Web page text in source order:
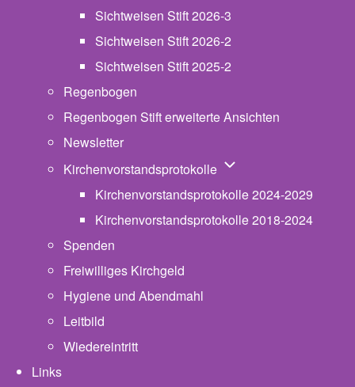
Sichtweisen Stift 2026-3
Sichtweisen Stift 2026-2
Sichtweisen Stift 2025-2
Regenbogen
Regenbogen Stift erweiterte Ansichten
Newsletter
Kirchenvorstandsprotokolle Unternavigation von
Kirchenvorstandsprotokolle 2024-2029
Kirchenvorstandsprotokolle 2018-2024
Spenden
Freiwilliges Kirchgeld
Hygiene und Abendmahl
Leitbild
Wiedereintritt
Links